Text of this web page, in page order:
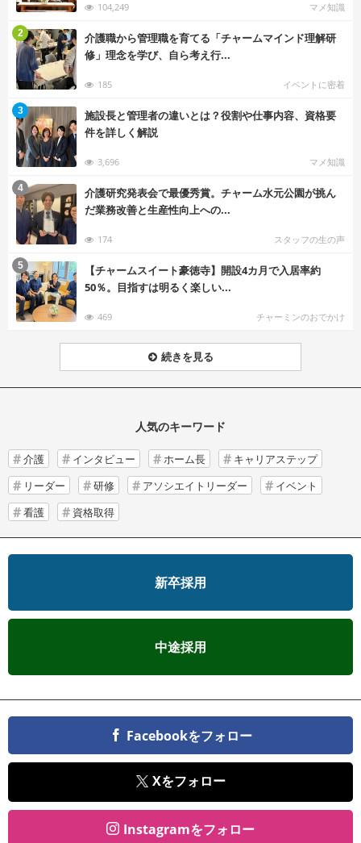
104,249 マメ知識
介護職から管理職を育てる「チャームマインド理解研
修」理念を学び、自ら考え行...
185 イベントに密着
2
施設長と管理者の違いとは？役割や仕事内容、資格要
件を詳しく解説
3,696 マメ知識
3
介護研究発表会で最優秀賞。チャーム水元公園が挑ん
だ業務改善と生産性向上への...
174 スタッフの生の声
4
【チャームスイート豪徳寺】開設4カ月で入居率約
50％。目指すは明るく楽しい...
469 チャーミンのおでかけ
5
続きを見る
人気のキーワード
介護 インタビュー ホーム長
キャリアステップ
リーダー
研修 アソシエイトリーダー
イベント
看護
資格取得
新卒採用
中途採用
Facebookをフォロー
Xをフォロー
Instagramをフォロー